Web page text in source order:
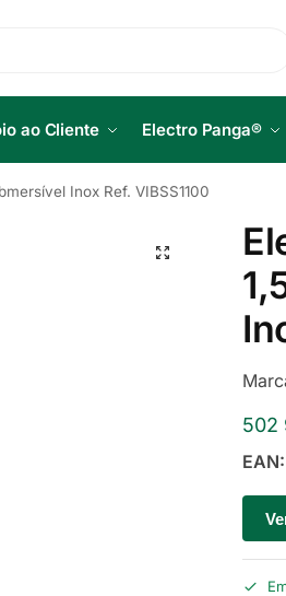
ao Cliente Electro Panga®
Inox Ref. VIBSS1100
502
EAN: